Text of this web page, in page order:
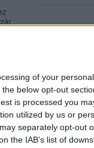
of your
below opt-out
is processed you
utilized by us or
separately opt-out
the IAB’s list of